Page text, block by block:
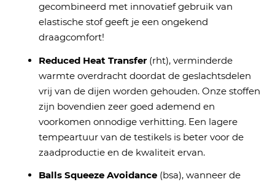
gecombineerd met innovatief gebruik van
elastische stof geeft je een ongekend
draagcomfort!
Reduced Heat Transfer(rht), verminderde
warmte overdracht doordat de geslachtsdelen
vrij van de dijen worden gehouden. Onze stoffen
zijn bovendien zeer goed ademend en
voorkomen onnodige verhitting. Een lagere
tempeartuur van de testikels is beter voor de
zaadproductie en de kwaliteit ervan.
Balls Squeeze Avoidance(bsa), wanneer de